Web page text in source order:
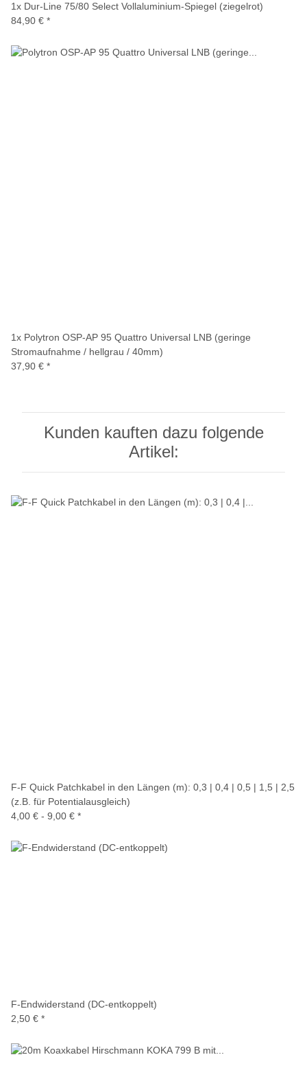
1x Dur-Line 75/80 Select Vollaluminium-Spiegel (ziegelrot)
84,90 € *
1x Polytron OSP-AP 95 Quattro Universal LNB (geringe
Stromaufnahme / hellgrau / 40mm)
37,90 € *
Kunden kauften dazu folgende
Artikel:
F-F Quick Patchkabel in den Längen (m): 0,3 | 0,4 | 0,5 | 1,5 | 2,5
(z.B. für Potentialausgleich)
4,00 € - 9,00 € *
F-Endwiderstand (DC-entkoppelt)
2,50 € *